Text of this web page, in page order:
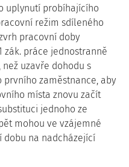
uplynutí probíhajícího
režim sdíleného
pracovní doby
zák. práce jednostranně
uzavře dohodu s
zaměstnance, aby
místa znovu začít
jednoho ze
mohou ve vzájemné
na nadcházející